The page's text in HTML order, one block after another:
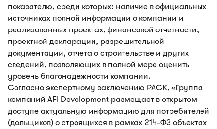
показателю, среди которых: наличие в официальных
источниках полной информации о компании и
реализованных проектах, финансовой отчетности,
проектной декларации, разрешительной
документации, отчета о строительстве и других
сведений, позволяющих в полной мере оценить
уровень благонадежности компании.
Согласно экспертному заключению РАСК, «Группа
компаний AFI Development размещает в открытом
доступе актуальную информацию для потребителей
(дольщиков) о строящихся в рамках 214-ФЗ объектах